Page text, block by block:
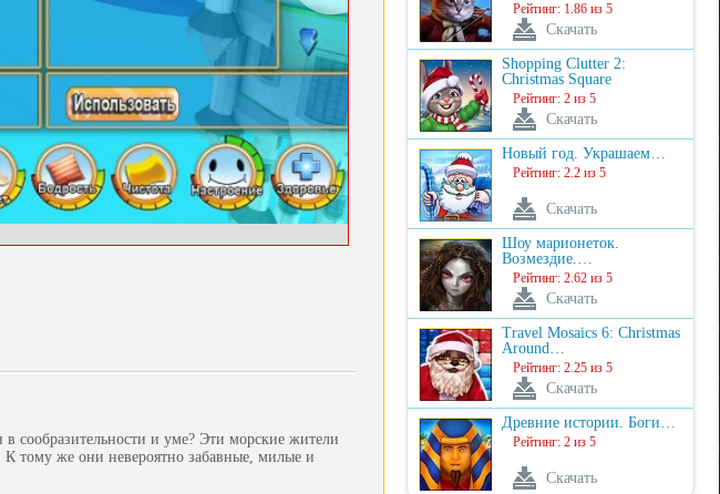
сообразительности и уме? Эти морские жители
тому же они невероятно забавные, милые и
Рейтинг: 1.86 из 5
Скачать
Shopping Clutter 2:
Christmas Square
Рейтинг: 2 из 5
Скачать
Новый год. Украшаем…
Рейтинг: 2.2 из 5
Скачать
Шоу марионеток.
Возмездие.…
Рейтинг: 2.62 из 5
Скачать
Travel Mosaics 6: Christmas
Around…
Рейтинг: 2.25 из 5
Скачать
Древние истории. Боги…
Рейтинг: 2 из 5
Скачать